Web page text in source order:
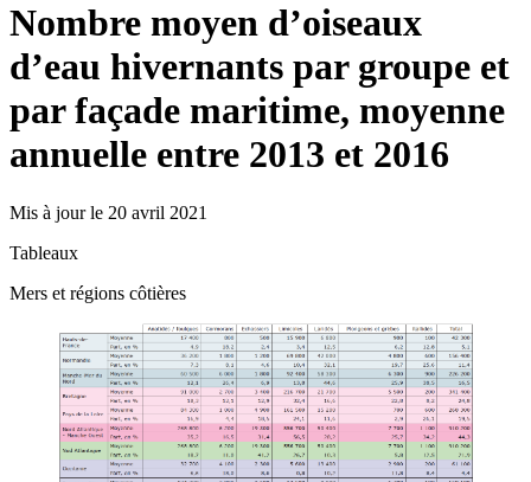
Nombre moyen d’oiseaux
d’eau hivernants par groupe et
par façade maritime, moyenne
annuelle entre 2013 et 2016
Mis à jour le 20 avril 2021
Tableaux
Mers et régions côtières